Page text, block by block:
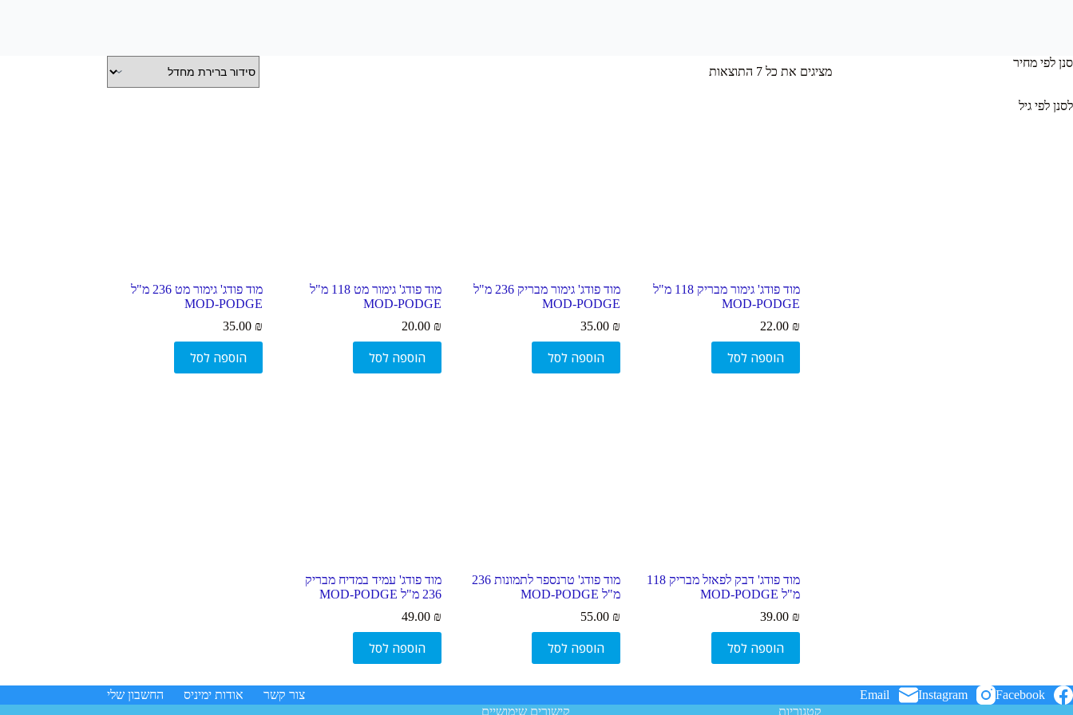
מציגים את כל ⁦7⁩ התוצאות
מוד פודג' גימור מבריק 118 מ"ל
MOD-PODGE
22.00 ₪
הוספה לסל
מוד פודג' גימור מבריק 236 מ"ל
MOD-PODGE
35.00 ₪
הוספה לסל
מוד פודג' גימור מט 118 מ"ל
MOD-PODGE
20.00 ₪
הוספה לסל
מוד פודג' גימור מט 236 מ"ל
MOD-PODGE
35.00 ₪
הוספה לסל
מוד פודג' דבק לפאזל מבריק 118
מ"ל MOD-PODGE
39.00 ₪
הוספה לסל
מוד פודג' טרנספר לתמונות 236
מ"ל MOD-PODGE
55.00 ₪
הוספה לסל
מוד פודג' עמיד במדיח מבריק
236 מ"ל MOD-PODGE
49.00 ₪
הוספה לסל
סנן לפי מחיר
לסנן לפי גיל
Facebook
Instagram
Email צור קשר אודות ימיניס
החשבון שלי
קטגוריות
קישורים שימושיים